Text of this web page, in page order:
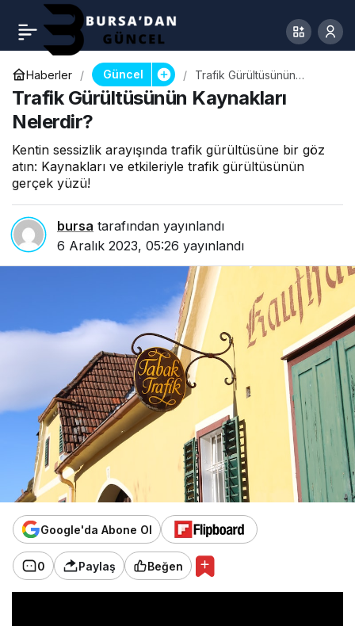
Haberler Güncel
Trafik Gürültüsünün
Kaynakları Nelerdir?
Trafik Gürültüsünün Kaynakları
Nelerdir?
Kentin sessizlik arayışında trafik gürültüsüne bir göz
atın: Kaynakları ve etkileriyle trafik gürültüsünün
gerçek yüzü!
bursa tarafından yayınlandı
6 Aralık 2023, 05:26 yayınlandı
Google'da Abone Ol
0 Paylaş Beğen